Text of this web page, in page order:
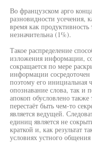
Во французском арго
разновидности усечения,
время как продуктивность
незначительна (1%).
Такое распределение
изложения информации,
сокращается по мере
информации
поэтому его инициальная
опознавание слова, так и
апокоп обусловлено
перестаёт быть чем-то
является ведущей.
единиц является не
краткой и, как результат
условиях устного